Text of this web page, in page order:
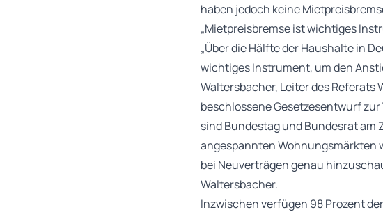
haben jedoch keine
„Mietpreisbremse ist wichtiges
„Über die Hälfte der Haushalte in
wichtiges Instrument, um den
Waltersbacher, Leiter des Referats
beschlossene Gesetzesentwurf
sind Bundestag und Bundesrat
angespannten Wohnungsmärkten
bei Neuverträgen genau
Waltersbacher.
Inzwischen verfügen 98 Prozent